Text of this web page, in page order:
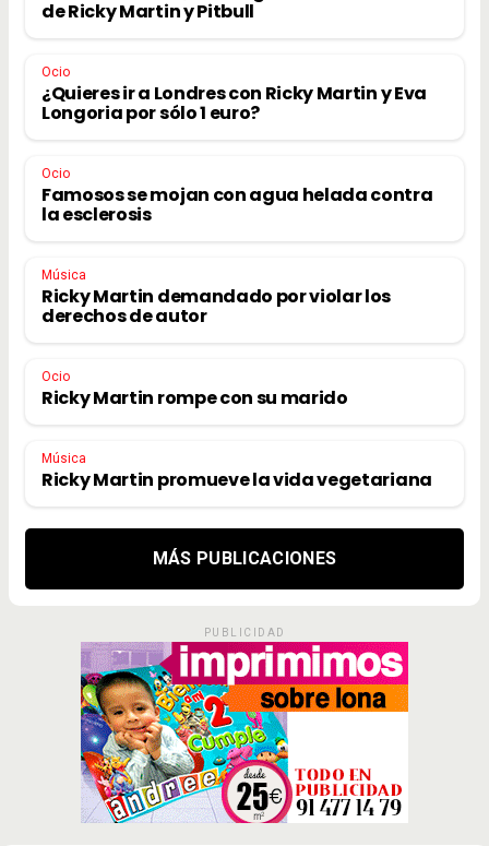
de Ricky Martin y Pitbull
Ocio
¿Quieres ir a Londres con Ricky Martin y Eva
Longoria por sólo 1 euro?
Ocio
Famosos se mojan con agua helada contra
la esclerosis
Música
Ricky Martin demandado por violar los
derechos de autor
Ocio
Ricky Martin rompe con su marido
Música
Ricky Martin promueve la vida vegetariana
MÁS PUBLICACIONES
PUBLICIDAD